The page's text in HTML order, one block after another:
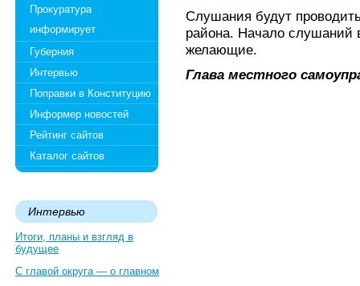
Прокуратура
информирует
Губерния
Интервью
Поправки в Конституцию
Информер новостей
Рейтинг сайтов
Каталог сайтов
Интервью
Итоги, планы и взгляд в
будущее
С главой округа — о главном
Слушания будут
района. Начало слушаний
желающие.
Глава местного